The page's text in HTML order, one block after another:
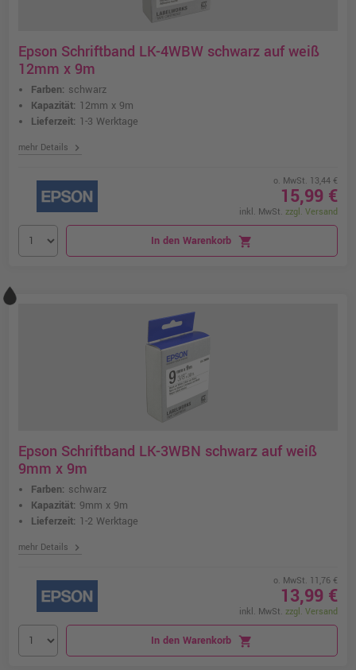
Epson Schriftband LK-4WBW schwarz auf weiß
12mm x 9m
Farben: schwarz
Kapazität: 12mm x 9m
Lieferzeit: 1-3 Werktage
mehr Details chevron_right
o. MwSt. 13,44 €
15,99 €
inkl. MwSt. zzgl. Versand
In den Warenkorb shopping_cart
Epson Schriftband LK-3WBN schwarz auf weiß
9mm x 9m
Farben: schwarz
Kapazität: 9mm x 9m
Lieferzeit: 1-2 Werktage
mehr Details chevron_right
o. MwSt. 11,76 €
13,99 €
inkl. MwSt. zzgl. Versand
In den Warenkorb shopping_cart